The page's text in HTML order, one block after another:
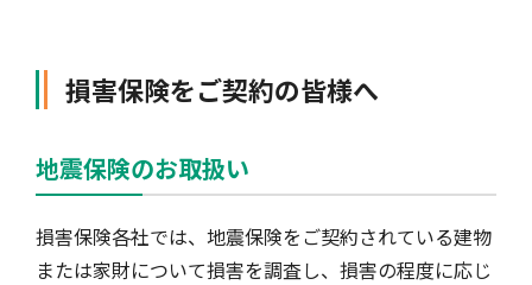
自動車保険
火災保険
地震保険
協会の活動
協会概要
業務・財務等に関する資料
会員会社情報トップ
損害保険会社の概況
各社の商品について
試験・研修
試験・研修トップ
損害保険代理店について
統計・刊行物・報告書
統計・刊行物・報告書トップ
お知らせ
損害保険をご契約の皆様へ
地震保険のお取扱い
損害保険各社では、地震保険をご契約されている建物
または家財について損害を調査し、損害の程度に応じ